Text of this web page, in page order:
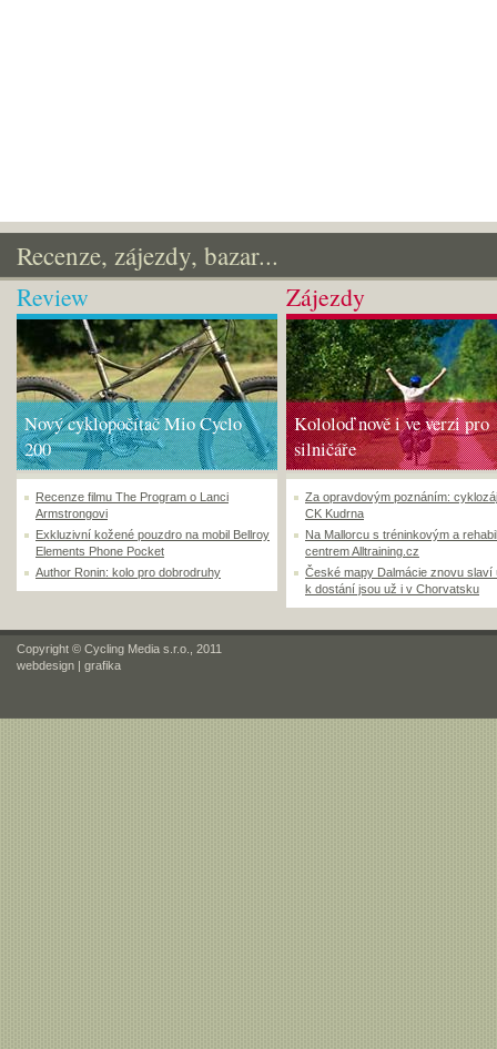
Recenze, zájezdy, bazar...
Review
Nový cyklopočítač Mio Cyclo
200
Recenze filmu The Program o Lanci
Armstrongovi
Exkluzivní kožené pouzdro na mobil Bellroy
Elements Phone Pocket
Author Ronin: kolo pro dobrodruhy
Zájezdy
Kololoď nově i ve verzi pro
silničáře
Za opravdovým poznáním:
CK Kudrna
Na Mallorcu s tréninkovým a
centrem Alltraining.cz
České mapy Dalmácie znovu slaví
k dostání jsou už i v Chorvatsku
Copyright © Cycling Media s.r.o., 2011
webdesign | grafika